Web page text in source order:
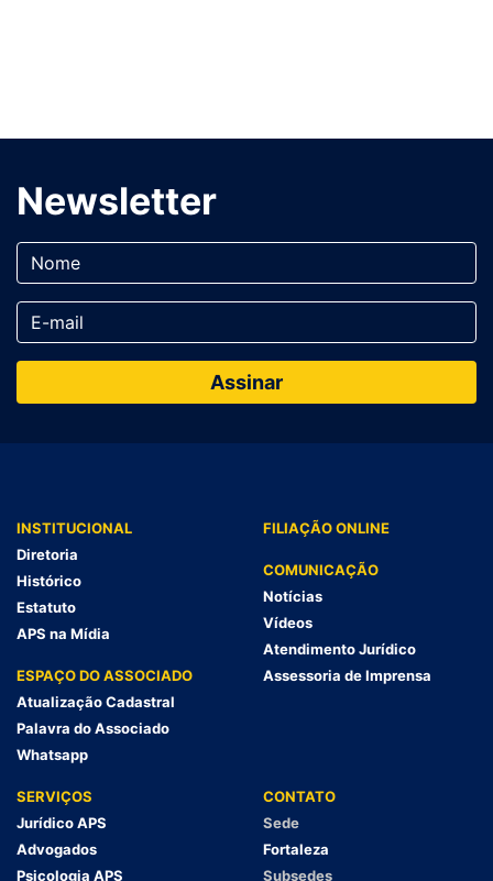
Newsletter
INSTITUCIONAL
Diretoria
Histórico
Estatuto
APS na Mídia
ESPAÇO DO ASSOCIADO
Atualização Cadastral
Palavra do Associado
Whatsapp
FILIAÇÃO ONLINE
COMUNICAÇÃO
Notícias
Vídeos
Atendimento Jurídico
Assessoria de Imprensa
SERVIÇOS
Jurídico APS
Advogados
Psicologia APS
CONTATO
Sede
Fortaleza
Subsedes